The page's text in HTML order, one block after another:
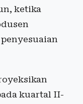
ketika
kuartal II-